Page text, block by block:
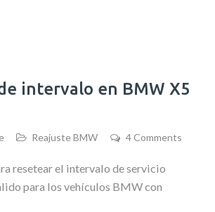
intervalo en BMW X5
Reajuste BMW 4 Comments
resetear el intervalo de servicio
para los vehículos BMW con